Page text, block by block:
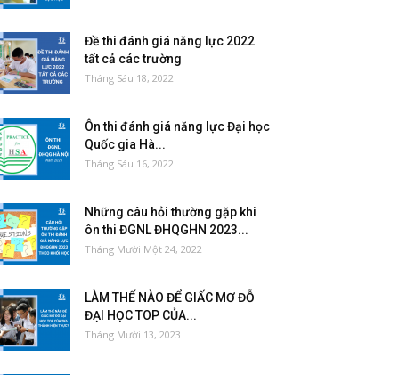
Đề thi đánh giá năng lực 2022
tất cả các trường
Tháng Sáu 18, 2022
Ôn thi đánh giá năng lực Đại học
Quốc gia Hà...
Tháng Sáu 16, 2022
Những câu hỏi thường gặp khi
ôn thi ĐGNL ĐHQGHN 2023...
Tháng Mười Một 24, 2022
LÀM THẾ NÀO ĐỂ GIẤC MƠ ĐỖ
ĐẠI HỌC TOP CỦA...
Tháng Mười 13, 2023